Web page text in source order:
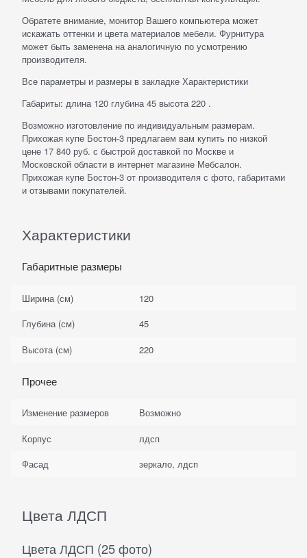
Обратете внимание, монитор Вашего компьютера может
искажать оттенки и цвета материалов мебели. Фурнитура
может быть заменена на аналогичную по усмотрению
производителя.
Все параметры и размеры в закладке Характеристики
Габариты: длина 120 глубина 45 высота 220 .
Возможно изготовление по индивидуальным размерам.
Прихожая купе Бостон-3 предлагаем вам купить по низкой
цене 17 840 руб. с быстрой доставкой по Москве и
Московской области в интернет магазине Мебсалон.
Прихожая купе Бостон-3 от производителя с фото, габаритами
и отзывами покупателей.
Характеристики
Габаритные размеры
Ширина (см)
120
Глубина (см)
45
Высота (см)
220
Прочее
Изменение размеров
Возможно
Корпус
лдсп
Фасад
зеркало, лдсп
Цвета ЛДСП
Цвета ЛДСП (25 фото)